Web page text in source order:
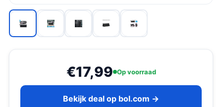
€17,99 Op voorraad
Bekijk deal op bol.com →